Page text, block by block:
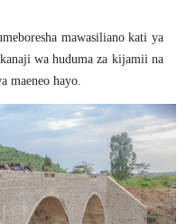
mawasiliano kati ya
wa huduma za kijamii na
maeneo hayo.